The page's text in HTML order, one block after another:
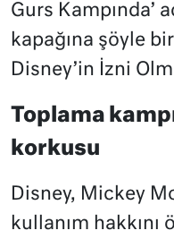
Gurs Kampında’
kapağına şöyle
Disney’in İzni
Toplama
korkusu
Disney, Mickey
kullanım hakkını